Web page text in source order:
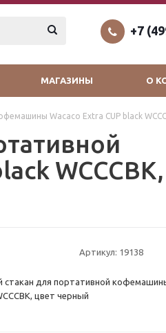
+7
МАГАЗИНЫ О
Wacaco Extra CUP black
WCCCBK,
Артикул: 19138
стакан для портативной
цвет черный